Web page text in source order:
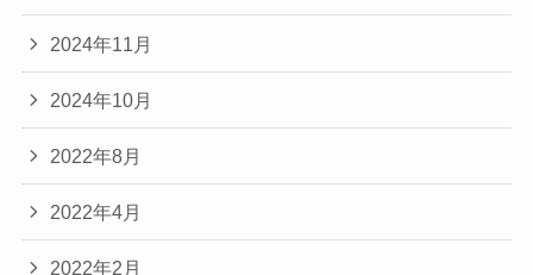
2024年11月
2024年10月
2022年8月
2022年4月
2022年2月